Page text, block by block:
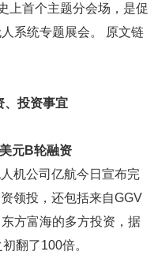
上首个主题分会场，是促
系统专题展会。 原文链
、投资事宜
元B轮融资
机公司亿航今日宣布完
领投，还包括来自GGV
方富海的多方投资，据
翻了100倍。